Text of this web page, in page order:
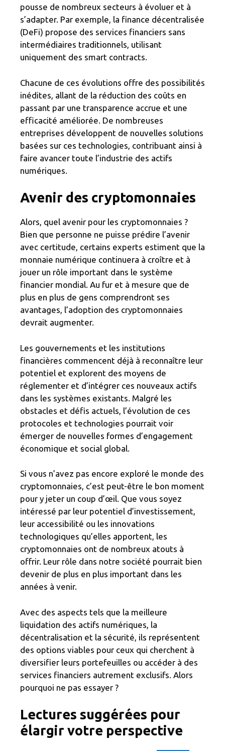
pousse de nombreux secteurs à évoluer et à
s’adapter. Par exemple, la finance décentralisée
(DeFi) propose des services financiers sans
intermédiaires traditionnels, utilisant
uniquement des smart contracts.
Chacune de ces évolutions offre des possibilités
inédites, allant de la réduction des coûts en
passant par une transparence accrue et une
efficacité améliorée. De nombreuses
entreprises développent de nouvelles solutions
basées sur ces technologies, contribuant ainsi à
faire avancer toute l’industrie des actifs
numériques.
Avenir des cryptomonnaies
Alors, quel avenir pour les cryptomonnaies ?
Bien que personne ne puisse prédire l’avenir
avec certitude, certains experts estiment que la
monnaie numérique continuera à croître et à
jouer un rôle important dans le système
financier mondial. Au fur et à mesure que de
plus en plus de gens comprendront ses
avantages, l’adoption des cryptomonnaies
devrait augmenter.
Les gouvernements et les institutions
financières commencent déjà à reconnaître leur
potentiel et explorent des moyens de
réglementer et d’intégrer ces nouveaux actifs
dans les systèmes existants. Malgré les
obstacles et défis actuels, l’évolution de ces
protocoles et technologies pourrait voir
émerger de nouvelles formes d’engagement
économique et social global.
Si vous n’avez pas encore exploré le monde des
cryptomonnaies, c’est peut-être le bon moment
pour y jeter un coup d’œil. Que vous soyez
intéressé par leur potentiel d’investissement,
leur accessibilité ou les innovations
technologiques qu’elles apportent, les
cryptomonnaies ont de nombreux atouts à
offrir. Leur rôle dans notre société pourrait bien
devenir de plus en plus important dans les
années à venir.
Avec des aspects tels que la meilleure
liquidation des actifs numériques, la
décentralisation et la sécurité, ils représentent
des options viables pour ceux qui cherchent à
diversifier leurs portefeuilles ou accéder à des
services financiers autrement exclusifs. Alors
pourquoi ne pas essayer ?
Lectures suggérées pour
élargir votre perspective